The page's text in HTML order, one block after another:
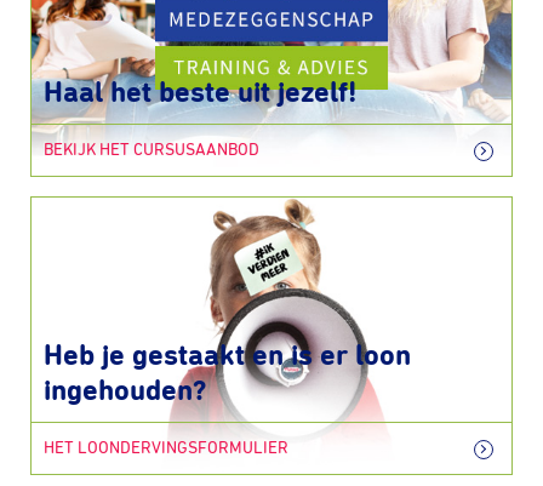
Haal het beste uit jezelf!
BEKIJK HET CURSUSAANBOD
Heb je gestaakt en is er loon
ingehouden?
HET LOONDERVINGSFORMULIER